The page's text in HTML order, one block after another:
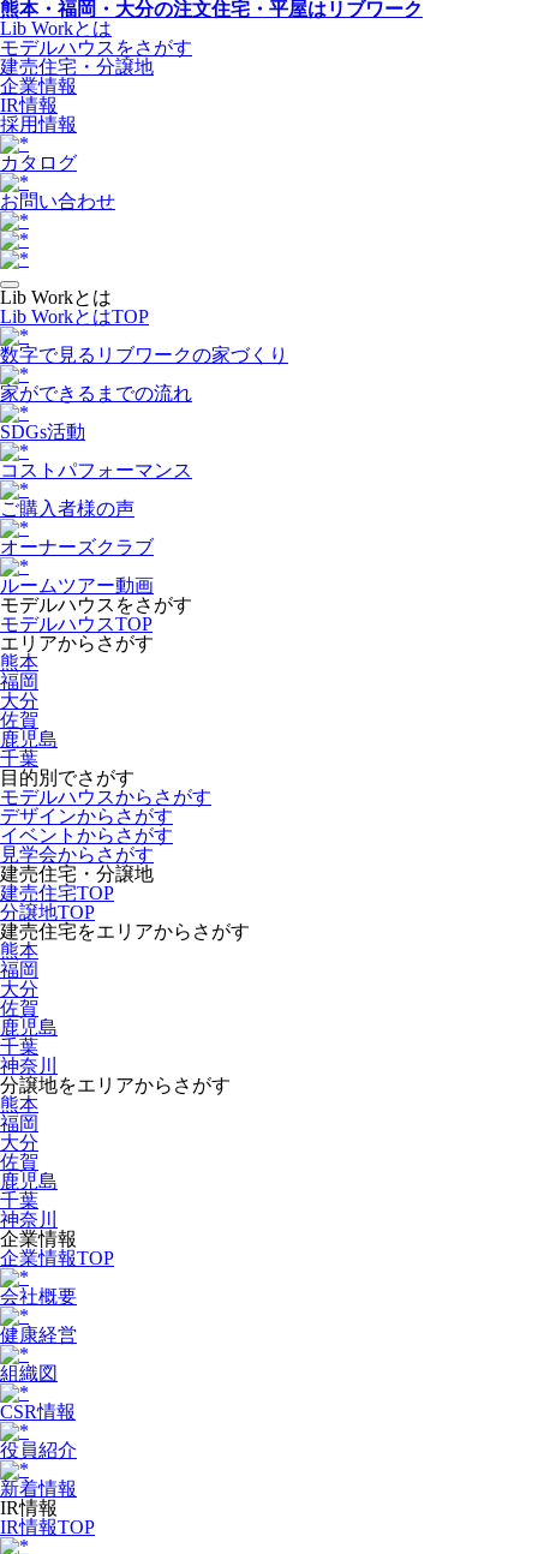
熊本・福岡・大分の注文住宅・平屋はリブワーク
Lib Workとは
モデルハウスをさがす
建売住宅・分譲地
企業情報
IR情報
採用情報
カタログ
お問い合わせ
Lib Workとは
Lib WorkとはTOP
数字で⾒るリブワークの家づくり
家ができるまでの流れ
SDGs活動
コストパフォーマンス
ご購入者様の声
オーナーズクラブ
ルームツアー動画
モデルハウスをさがす
モデルハウスTOP
エリアからさがす
熊本
福岡
大分
佐賀
鹿児島
千葉
目的別でさがす
モデルハウスからさがす
デザインからさがす
イベントからさがす
見学会からさがす
建売住宅・分譲地
建売住宅TOP
分譲地TOP
建売住宅をエリアからさがす
熊本
福岡
大分
佐賀
鹿児島
千葉
神奈川
分譲地をエリアからさがす
熊本
福岡
大分
佐賀
鹿児島
千葉
神奈川
企業情報
企業情報TOP
会社概要
健康経営
組織図
CSR情報
役員紹介
新着情報
IR情報
IR情報TOP